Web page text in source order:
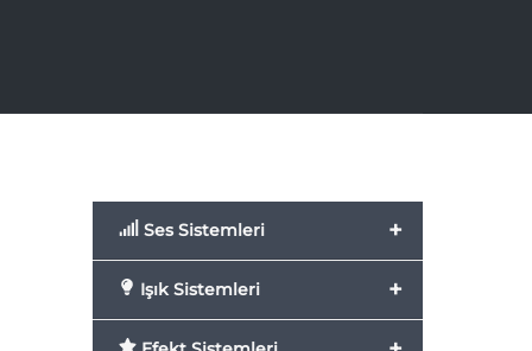
+
Ses Sistemleri
+
Işık Sistemleri